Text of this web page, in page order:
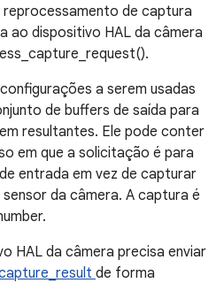
de captura
ao dispositivo HAL da câmera
a serem usadas
de buffers de saída para
resultantes. Ele pode conter
em que a solicitação é para
entrada em vez de capturar
da câmera. A captura é
HAL da câmera precisa enviar
de forma